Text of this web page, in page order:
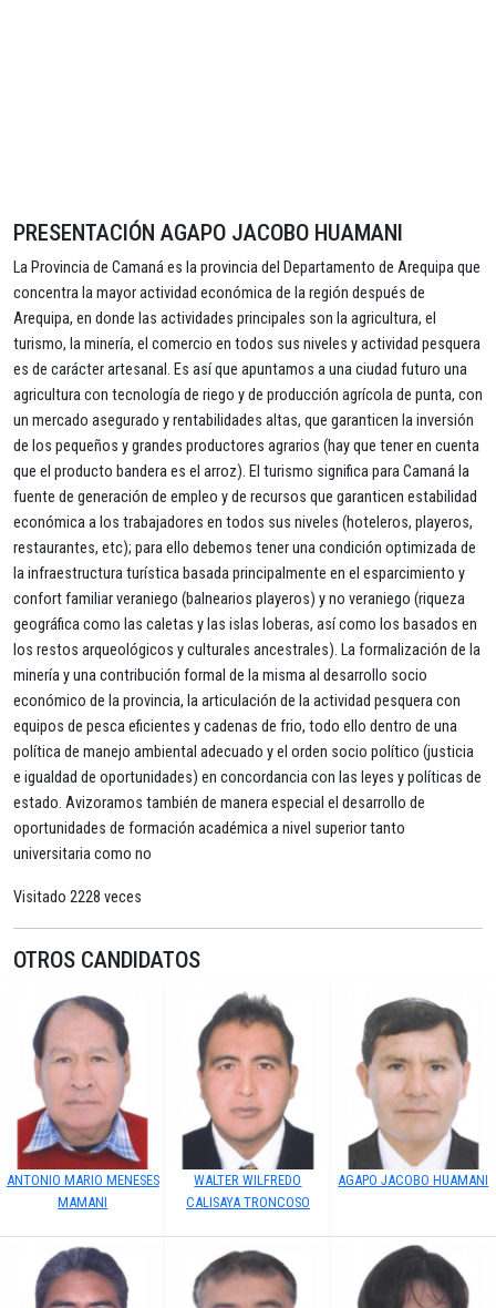
PRESENTACIÓN AGAPO JACOBO HUAMANI
La Provincia de Camaná es la provincia del Departamento de Arequipa que
concentra la mayor actividad económica de la región después de
Arequipa, en donde las actividades principales son la agricultura, el
turismo, la minería, el comercio en todos sus niveles y actividad pesquera
es de carácter artesanal. Es así que apuntamos a una ciudad futuro una
agricultura con tecnología de riego y de producción agrícola de punta, con
un mercado asegurado y rentabilidades altas, que garanticen la inversión
de los pequeños y grandes productores agrarios (hay que tener en cuenta
que el producto bandera es el arroz). El turismo significa para Camaná la
fuente de generación de empleo y de recursos que garanticen estabilidad
económica a los trabajadores en todos sus niveles (hoteleros, playeros,
restaurantes, etc); para ello debemos tener una condición optimizada de
la infraestructura turística basada principalmente en el esparcimiento y
confort familiar veraniego (balnearios playeros) y no veraniego (riqueza
geográfica como las caletas y las islas loberas, así como los basados en
los restos arqueológicos y culturales ancestrales). La formalización de la
minería y una contribución formal de la misma al desarrollo socio
económico de la provincia, la articulación de la actividad pesquera con
equipos de pesca eficientes y cadenas de frio, todo ello dentro de una
política de manejo ambiental adecuado y el orden socio político (justicia
e igualdad de oportunidades) en concordancia con las leyes y políticas de
estado. Avizoramos también de manera especial el desarrollo de
oportunidades de formación académica a nivel superior tanto
universitaria como no
Visitado 2228 veces
OTROS CANDIDATOS
ANTONIO MARIO MENESES
MAMANI
WALTER WILFREDO
CALISAYA TRONCOSO
AGAPO JACOBO HUAMANI